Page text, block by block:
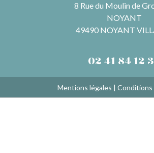
8 Rue du Moulin de
NOYANT
49490 NOYANT
02 41 84 12
Mentions légales | Conditions